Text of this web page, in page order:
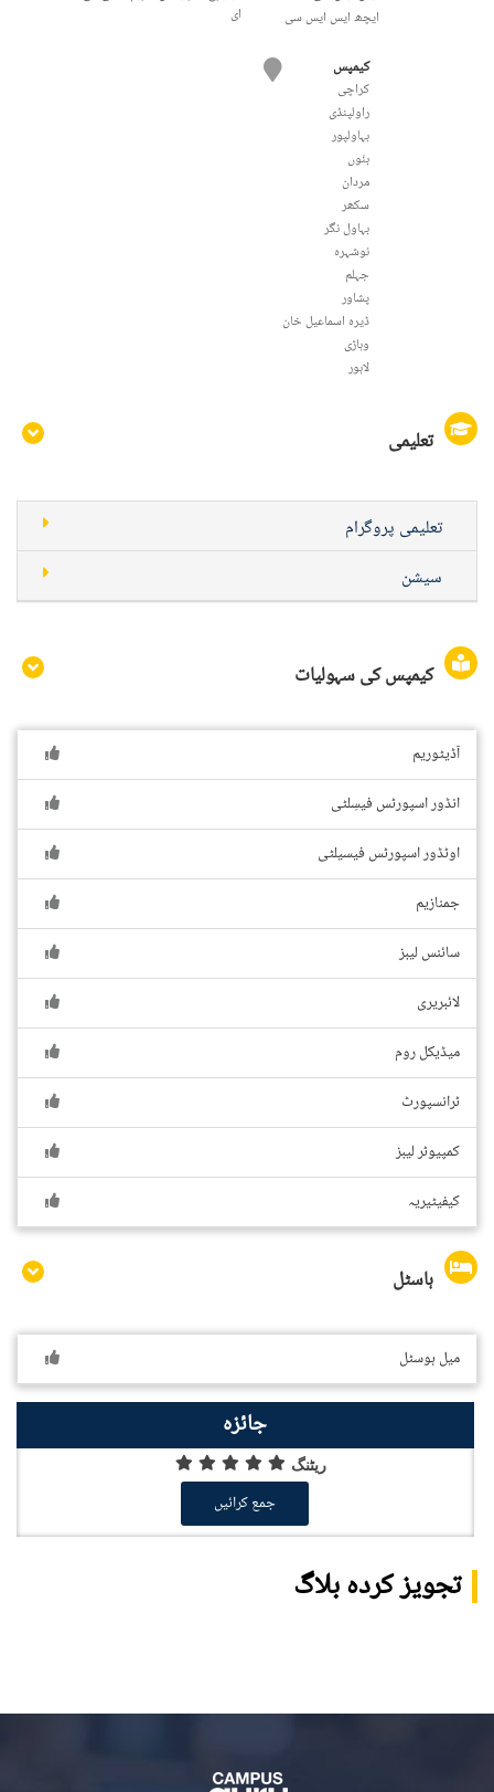
ایچھ ایس ایس سی
ای
کیمپس
کراچی
راولپنڈی
بہاولپور
بنّوں
مردان
سکھر
بہاول نگر
نوشہرہ
جہلم
پشاور
ڈیرہ اسماعیل خان
وہاڑی
لاہور
تعلیمی
تعلیمی پروگرام
سیشن
کیمپس کی سہولیات
آڈیٹوریم
انڈور اسپورٹس فیسِلٹی
اوٹڈور اسپورٹس فیسیلٹی
جمنازیم
سائنس لیبز
لائبریری
میڈیکل روم
ٹرانسپورٹ
کمپیوٹر لیبز
کیفیٹیریہ
ہاسٹل
میل ہوسٹل
جائزہ
ریٹنگ
جمع کرائیں
تجویز کردہ بلاگ